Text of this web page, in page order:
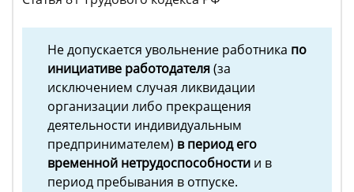
Не допускается увольнение работника по
инициативе работодателя(за
исключением случая ликвидации
организации либо прекращения
деятельности индивидуальным
предпринимателем) в период его
временной нетрудоспособности и в
период пребывания в отпуске.